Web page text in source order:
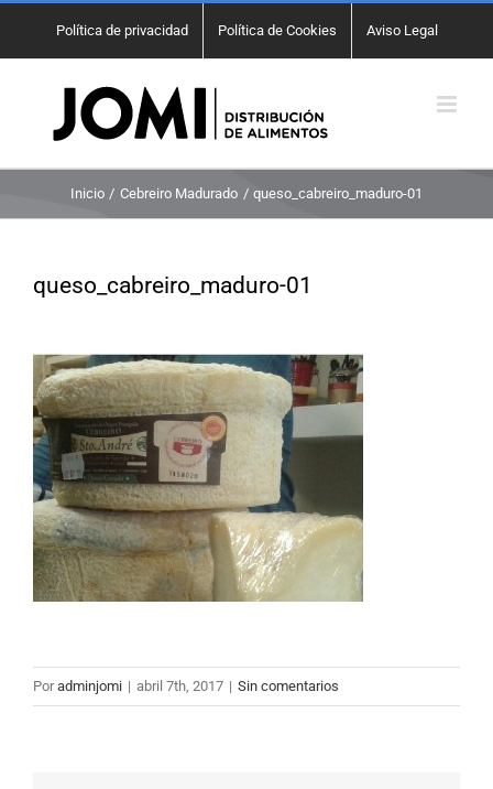
Política de privacidad Política de Cookies Aviso Legal
Inicio Cebreiro Madurado queso_cabreiro_maduro-01
queso_cabreiro_maduro-01
Poradminjomi | abril 7th, 2017 | Sin comentarios